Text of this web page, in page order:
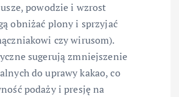
powodzie i wzrost
obniżać plony i sprzyjać
czy wirusom).
sugerują zmniejszenie
do uprawy kakao, co
podaży i presję na